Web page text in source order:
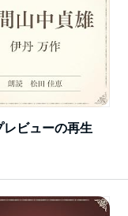
レビューの再生